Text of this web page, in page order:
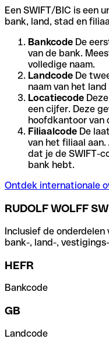
Een SWIFT/BIC is een
bank, land, stad en
Bankcode De
van de bank.
volledige naam.
Landcode De
naam van het
Locatiecode
een cijfer. Deze
hoofdkantoor van
Filiaalcode De
van het filiaal
dat je de SWIFT-
bank hebt.
Ontdek internationale
RUDOLF WOLFF
Inclusief de
bank-, land-,
HEFR
Bankcode
GB
Landcode